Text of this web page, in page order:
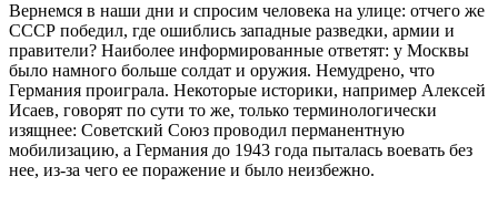
Вернемся в наши дни и спросим человека на улице: отчего же
СССР победил, где ошиблись западные разведки, армии и
правители? Наиболее информированные ответят: у Москвы
было намного больше солдат и оружия. Немудрено, что
Германия проиграла. Некоторые историки, например Алексей
Исаев, говорят по сути то же, только терминологически
изящнее: Советский Союз проводил перманентную
мобилизацию, а Германия до 1943 года пыталась воевать без
нее, из-за чего ее поражение и было неизбежно.